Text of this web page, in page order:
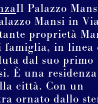
Il Palazzo
Mansi in Via
proprietà
famiglia, in linea
dal suo primo
È una residenza
città. Con un
ornato dallo